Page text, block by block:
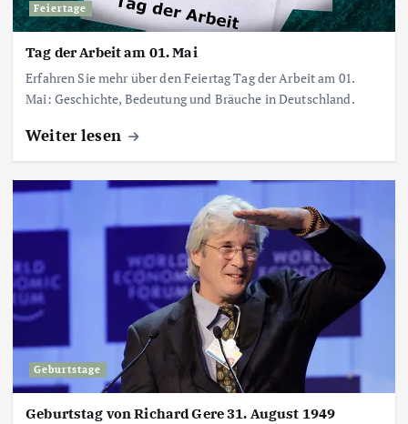
Feiertage
Tag der Arbeit am 01. Mai
Erfahren Sie mehr über den Feiertag Tag der Arbeit am 01.
Mai: Geschichte, Bedeutung und Bräuche in Deutschland.
Weiter lesen
Geburtstage
Geburtstag von Richard Gere 31. August 1949